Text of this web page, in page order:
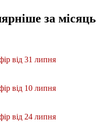
за місяць
від 31 липня
від 10 липня
від 24 липня